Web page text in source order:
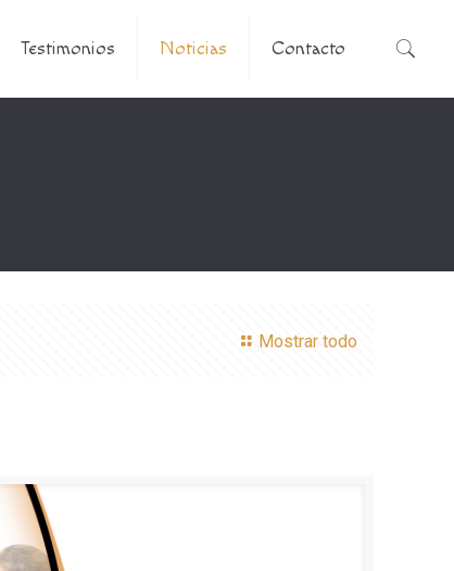
Testimonios Noticias Contacto
Mostrar todo